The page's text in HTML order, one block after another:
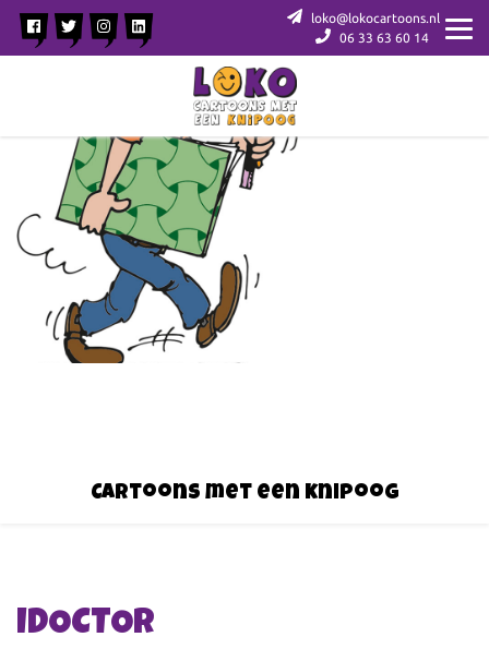
loko@lokocartoons.nl
06 33 63 60 14
Cartoons met een knipoog
IDOCTOR